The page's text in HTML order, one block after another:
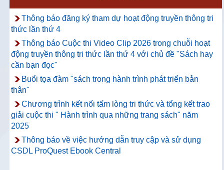
Thông báo đăng ký tham dự hoạt động truyền thông tri
thức lần thứ 4
Thông báo Cuộc thi Video Clip 2026 trong chuỗi hoạt
động truyền thông tri thức lần thứ 4 với chủ đề "Sách hay
cần bạn đọc"
Buổi tọa đàm "sách trong hành trình phát triển bản
thân"
Chương trình kết nối tấm lòng tri thức và tổng kết trao
giải cuộc thi " Hành trình qua những trang sách" năm
2025
Thông báo về việc hướng dẫn truy cập và sử dụng
CSDL ProQuest Ebook Central